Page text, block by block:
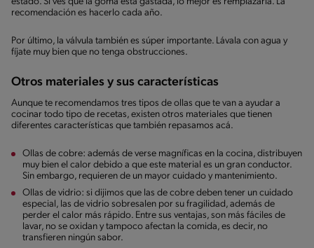
recomendación es hacerlo cada año.
Por último, la válvula también es súper importante. Lávala con agua y
fíjate muy bien que no tenga obstrucciones.
Otros materiales y sus características
Aunque te recomendamos tres tipos de ollas que te van a ayudar a
cocinar todo tipo de recetas, existen otros materiales que tienen
diferentes características que también repasamos acá.
Ollas de cobre: además de verse magníficas en la cocina, distribuyen
muy bien el calor debido a que este material es un gran conductor.
Sin embargo, requieren de un mayor cuidado y mantenimiento.
Ollas de vidrio: si dijimos que las de cobre deben tener un cuidado
especial, las de vidrio sobresalen por su fragilidad, además de
perder el calor más rápido. Entre sus ventajas, son más fáciles de
lavar, no se oxidan y tampoco afectan la comida, es decir, no
transfieren ningún sabor.